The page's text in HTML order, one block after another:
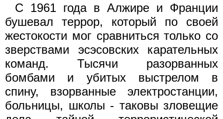
С 1961 года в Алжире и Франции
бушевал террор, который по своей
жестокости мог сравниться только со
зверствами эсэсовских карательных
команд. Тысячи разорванных
бомбами и убитых выстрелом в
спину, взорванные электростанции,
больницы, школы - таковы зловещие